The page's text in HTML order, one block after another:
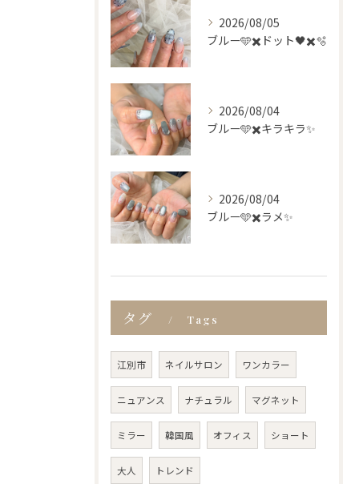
2026/08/05
ブルー🩵✖️ドット🖤✖️🫧
2026/08/04
ブルー🩵✖️キラキラ✨
2026/08/04
ブルー🩵✖️ラメ✨
タグ Tags
江別市 ネイルサロン ワンカラー
ニュアンス ナチュラル マグネット
ミラー 韓国風 オフィス ショート
大人 トレンド